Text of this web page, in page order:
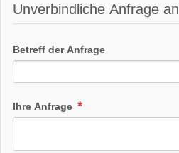
Unverbindliche Anfrage an
Betreff der Anfrage
Ihre Anfrage